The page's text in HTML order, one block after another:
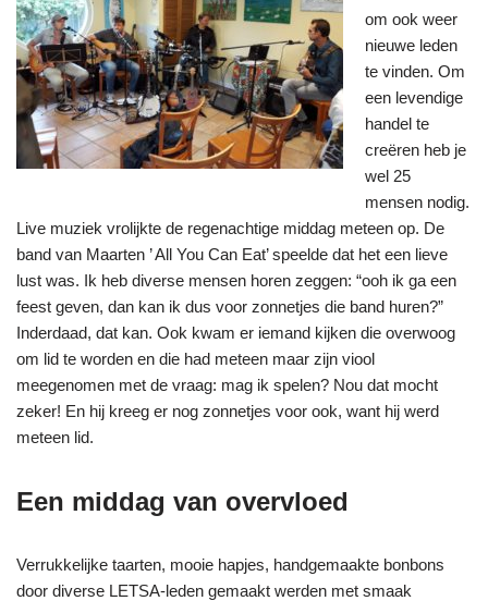
om ook weer
nieuwe leden
te vinden. Om
een levendige
handel te
creëren heb je
wel 25
mensen nodig.
Live muziek vrolijkte de regenachtige middag meteen op. De
band van Maarten ’ All You Can Eat’ speelde dat het een lieve
lust was. Ik heb diverse mensen horen zeggen: “ooh ik ga een
feest geven, dan kan ik dus voor zonnetjes die band huren?”
Inderdaad, dat kan. Ook kwam er iemand kijken die overwoog
om lid te worden en die had meteen maar zijn viool
meegenomen met de vraag: mag ik spelen? Nou dat mocht
zeker! En hij kreeg er nog zonnetjes voor ook, want hij werd
meteen lid.
Een middag van overvloed
Verrukkelijke taarten, mooie hapjes, handgemaakte bonbons
door diverse LETSA-leden gemaakt werden met smaak